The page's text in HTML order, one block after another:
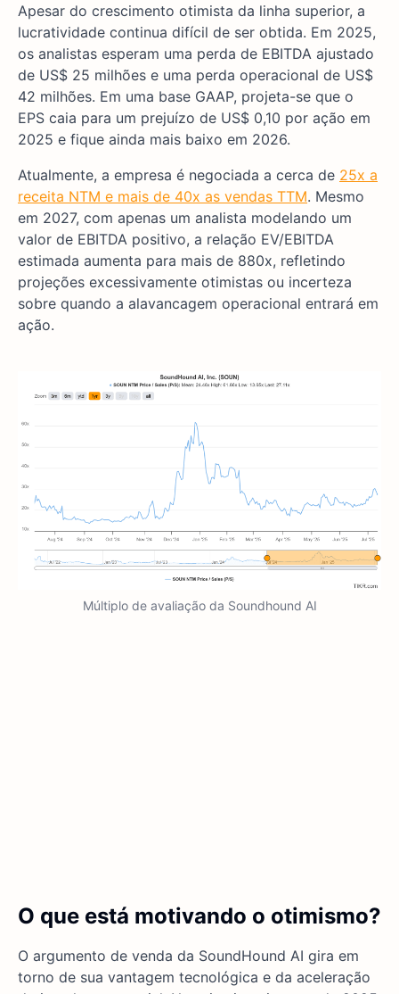
Apesar do crescimento otimista da linha superior, a
lucratividade continua difícil de ser obtida. Em 2025,
os analistas esperam uma perda de EBITDA ajustado
de US$ 25 milhões e uma perda operacional de US$
42 milhões. Em uma base GAAP, projeta-se que o
EPS caia para um prejuízo de US$ 0,10 por ação em
2025 e fique ainda mais baixo em 2026.
Atualmente, a empresa é negociada a cerca de 25x a
receita NTM e mais de 40x as vendas TTM. Mesmo
em 2027, com apenas um analista modelando um
valor de EBITDA positivo, a relação EV/EBITDA
estimada aumenta para mais de 880x, refletindo
projeções excessivamente otimistas ou incerteza
sobre quando a alavancagem operacional entrará em
ação.
Múltiplo de avaliação da Soundhound AI
O que está motivando o otimismo?
O argumento de venda da SoundHound AI gira em
torno de sua vantagem tecnológica e da aceleração